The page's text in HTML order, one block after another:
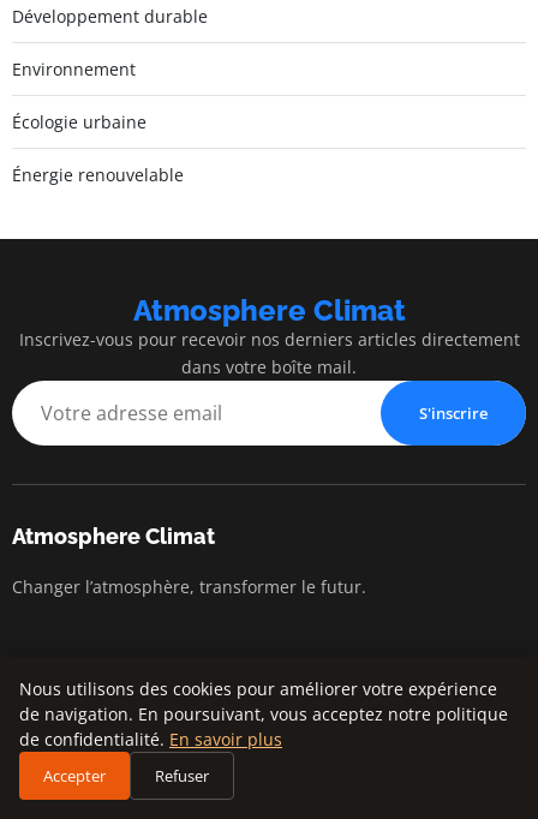
Développement durable
Environnement
Écologie urbaine
Énergie renouvelable
Atmosphere Climat
Inscrivez-vous pour recevoir nos derniers articles directement
dans votre boîte mail.
S'inscrire
Atmosphere Climat
Changer l’atmosphère, transformer le futur.
Actualités
Changement climatique
Nous utilisons des cookies pour améliorer votre expérience
de navigation. En poursuivant, vous acceptez notre politique
de confidentialité. En savoir plus
Accepter Refuser